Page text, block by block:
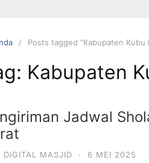
Posts tagged “Kabupaten Kubu
Kabupaten
Jadwal
DIGITAL MASJID · 6 MEI 2025